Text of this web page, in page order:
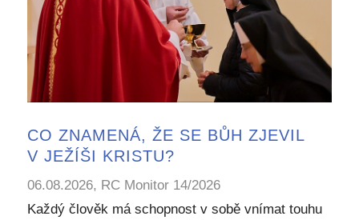
CO ZNAMENÁ, ŽE SE BŮH ZJEVIL
V JEŽÍŠI KRISTU?
06.08.2026, RC Monitor 14/2026
Každý člověk má schopnost v sobě vnímat touhu